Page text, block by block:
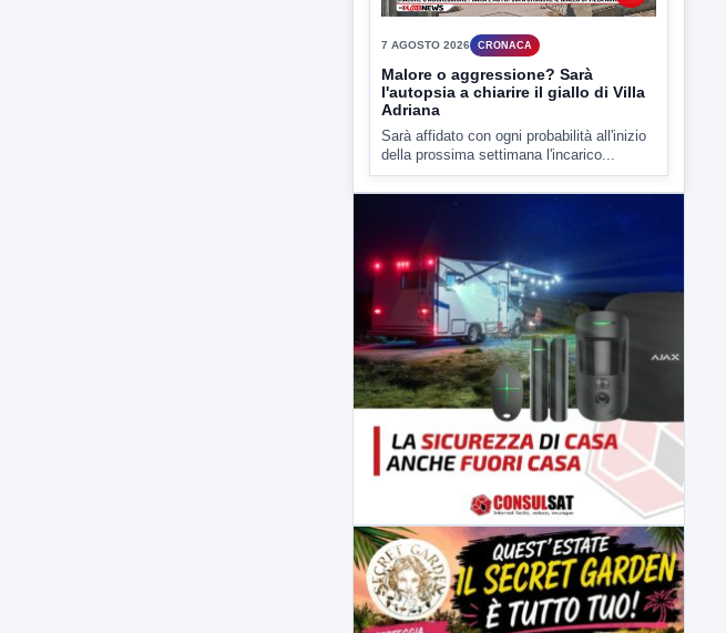
7 AGOSTO 2026 CRONACA
Malore o aggressione? Sarà
l'autopsia a chiarire il giallo di Villa
Adriana
della prossima settimana l'incarico...